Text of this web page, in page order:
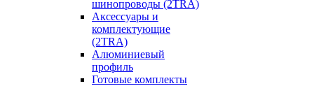
шинопроводы (2TRA)
Аксессуары и
комплектующие
(2TRA)
Алюминиевый
профиль
Готовые комплекты